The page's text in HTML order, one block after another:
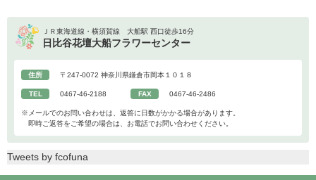
ＪＲ東海道線・横須賀線 大船駅 西口徒歩16分
日比谷花壇大船フラワーセンター
住所 〒247-0072 神奈川県鎌倉市岡本１０１８
TEL 0467-46-2188 FAX 0467-46-2486
※メールでのお問い合わせは、返答に日数がかかる場合があります。
即時ご返答をご希望の場合は、お電話でお問い合わせください。
Tweets by fcofuna